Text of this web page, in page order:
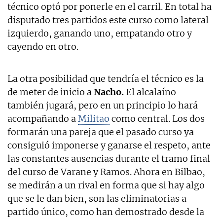
técnico optó por ponerle en el carril. En total ha
disputado tres partidos este curso como lateral
izquierdo, ganando uno, empatando otro y
cayendo en otro.
La otra posibilidad que tendría el técnico es la
de meter de inicio aNacho. El alcalaíno
también jugará, pero en un principio lo hará
acompañando aMilitao como central. Los dos
formarán una pareja que el pasado curso ya
consiguió imponerse y ganarse el respeto, ante
las constantes ausencias durante el tramo final
del curso de Varane y Ramos. Ahora en Bilbao,
se medirán a un rival en forma que si hay algo
que se le dan bien, son las eliminatorias a
partido único, como han demostrado desde la